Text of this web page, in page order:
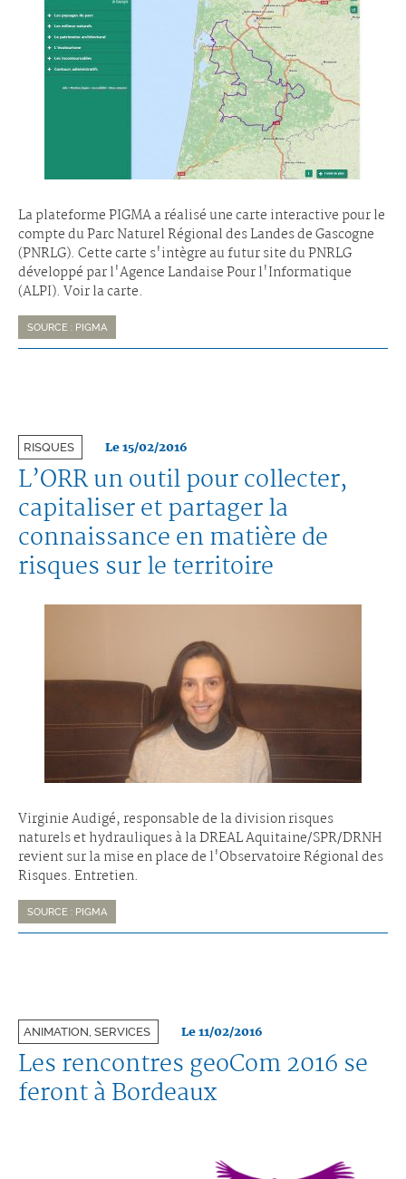
La plateforme PIGMA a réalisé une carte interactive pour le
compte du Parc Naturel Régional des Landes de Gascogne
(PNRLG). Cette carte s'intègre au futur site du PNRLG
développé par l'Agence Landaise Pour l'Informatique
(ALPI). Voir la carte.
SOURCE : PIGMA
RISQUES Le 15/02/2016
L’ORR un outil pour collecter,
capitaliser et partager la
connaissance en matière de
risques sur le territoire
Virginie Audigé, responsable de la division risques
naturels et hydrauliques à la DREAL Aquitaine/SPR/DRNH
revient sur la mise en place de l'Observatoire Régional des
Risques. Entretien.
SOURCE : PIGMA
ANIMATION, SERVICES Le 11/02/2016
Les rencontres geoCom 2016 se
feront à Bordeaux